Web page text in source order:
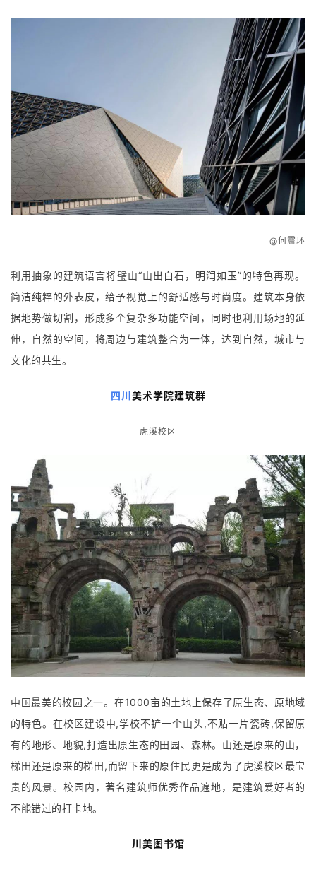
@何震环
利用抽象的建筑语言将璧山“山出白石，明润如玉”的特色再现。
简洁纯粹的外表皮，给予视觉上的舒适感与时尚度。建筑本身依
据地势做切割，形成多个复杂多功能空间，同时也利用场地的延
伸，自然的空间，将周边与建筑整合为一体，达到自然，城市与
文化的共生。
四川 美术学院建筑群
虎溪校区
中国最美的校园之一。在1000亩的土地上保存了原生态、原地域
的特色。在校区建设中,学校不铲一个山头,不贴一片瓷砖,保留原
有的地形、地貌,打造出原生态的田园、森林。山还是原来的山，
梯田还是原来的梯田,而留下来的原住民更是成为了虎溪校区最宝
贵的风景。校园内，著名建筑师优秀作品遍地，是建筑爱好者的
不能错过的打卡地。
川美图书馆